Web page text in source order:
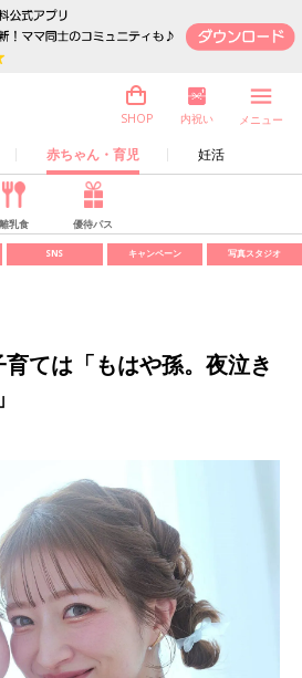
赤ちゃん・育児 妊活
SHOP 内祝い メニュー
離乳食 優待パス
SNS キャンペーン 写真スタジオ
ては「もはや孫。夜泣き